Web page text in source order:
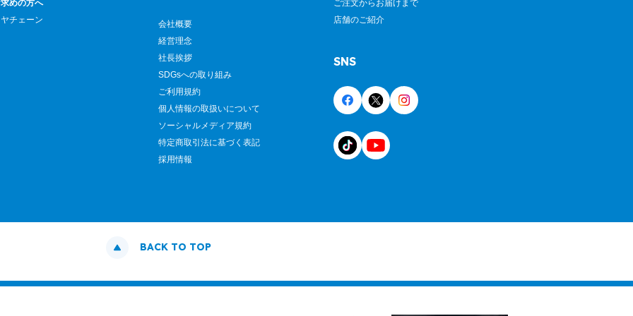
めの方へ
チェーン
会社概要
経営理念
社長挨拶
SDGsへの取り組み
ご利用規約
個人情報の取扱いについて
ソーシャルメディア規約
特定商取引法に基づく表記
採用情報
ご注文からお届けまで
店舗のご紹介
SNS
BACK TO TOP